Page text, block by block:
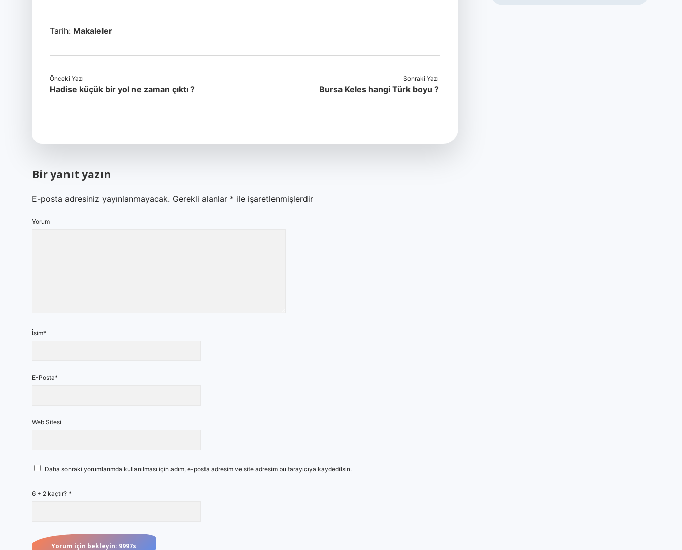
Tarih: Makaleler
Önceki Yazı
Hadise küçük bir yol ne zaman çıktı ?
Sonraki Yazı
Bursa Keles hangi Türk boyu ?
Bir yanıt yazın
E-posta adresiniz yayınlanmayacak. Gerekli alanlar * ile işaretlenmişlerdir
Yorum
İsim*
E-Posta*
Web Sitesi
Daha sonraki yorumlarımda kullanılması için adım, e-posta adresim ve site adresim bu tarayıcıya kaydedilsin.
6 + 2 kaçtır? *